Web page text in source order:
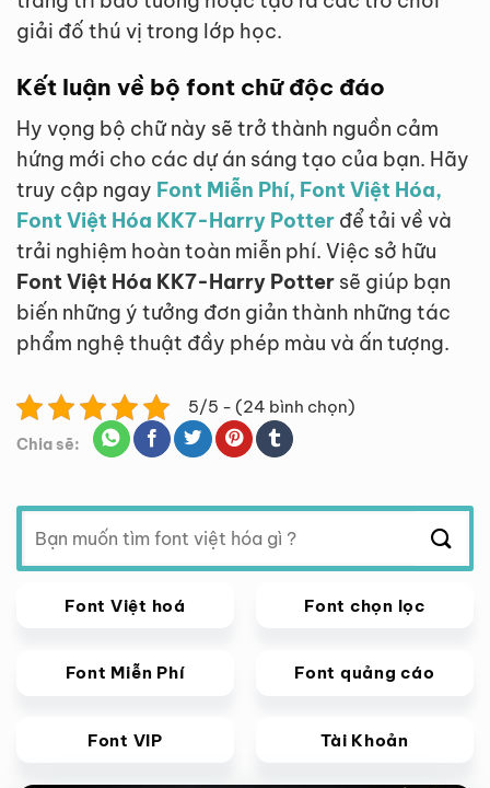
giải đố thú vị trong lớp học.
Kết luận về bộ font chữ độc đáo
Hy vọng bộ chữ này sẽ trở thành nguồn cảm
hứng mới cho các dự án sáng tạo của bạn. Hãy
truy cập ngay Font Miễn Phí, Font Việt Hóa,
Font Việt Hóa KK7-Harry Potter để tải về và
trải nghiệm hoàn toàn miễn phí. Việc sở hữu
Font Việt Hóa KK7-Harry Potter sẽ giúp bạn
biến những ý tưởng đơn giản thành những tác
phẩm nghệ thuật đầy phép màu và ấn tượng.
5/5 - (24 bình chọn)
Chia sẽ:
Tìm
kiếm:
Font Việt hoá Font chọn lọc
Font Miễn Phí Font quảng cáo
Font VIP Tài Khoản